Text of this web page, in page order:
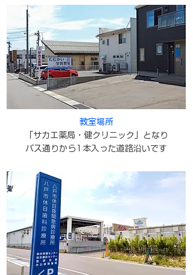
教室場所
「サカエ薬局・健クリニック」となり
バス通りから1本入った道路沿いです